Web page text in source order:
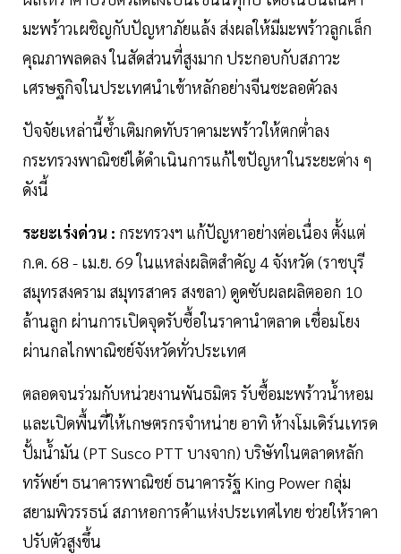
มะพร้าวเผชิญกับปัญหาภัยแล้ง ส่งผลให้มีมะพร้าวลูกเล็ก
คุณภาพลดลง ในสัดส่วนที่สูงมาก ประกอบกับสภาวะ
เศรษฐกิจในประเทศนําเข้าหลักอย่างจีนชะลอตัวลง
ปัจจัยเหล่านี้ซํ้าเติมกดทับราคามะพร้าวให้ตกตํ่าลง
กระทรวงพาณิชย์ได้ดําเนินการแก้ไขปัญหาในระยะต่าง ๆ
ดังนี้
ระยะเร่งด่วน : กระทรวงฯ แก้ปัญหาอย่างต่อเนื่อง ตั้งแต่
ก.ค. 68 - เม.ย. 69 ในแหล่งผลิตสําคัญ 4 จังหวัด (ราชบุรี
สมุทรสงคราม สมุทรสาคร สงขลา) ดูดซับผลผลิตออก 10
ล้านลูก ผ่านการเปิดจุดรับซื้อในราคานําตลาด เชื่อมโยง
ผ่านกลไกพาณิชย์จังหวัดทั่วประเทศ
ตลอดจนร่วมกับหน่วยงานพันธมิตร รับซื้อมะพร้าวนํ้าหอม
และเปิดพื้นที่ให้เกษตรกรจําหน่าย อาทิ ห้างโมเดิร์นเทรด
ปั้มนํ้ามัน (PT Susco PTT บางจาก) บริษัทในตลาดหลัก
ทรัพย์ฯ ธนาคารพาณิชย์ ธนาคารรัฐ King Power กลุ่ม
สยามพิวรรธน์ สภาหอการค้าแห่งประเทศไทย ช่วยให้ราคา
ปรับตัวสูงขึ้น